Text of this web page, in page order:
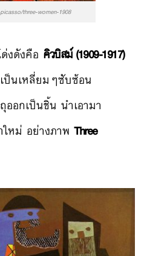
three-women-1908
งคือ คิวบิสม์ (1909-1917)
ป็นเหลี่ยมๆซับซ้อน
อกเป็นชิ้น นำเอามา
หม่ อย่างภาพ Three